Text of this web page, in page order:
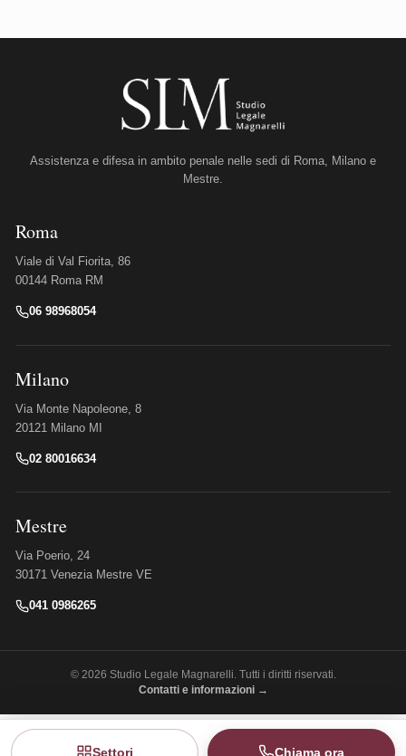
Settori Chiama ora
Assistenza e difesa in ambito penale nelle sedi di Roma, Milano e
Mestre.
Roma
Viale di Val Fiorita, 86
00144 Roma RM
06 98968054
Milano
Via Monte Napoleone, 8
20121 Milano MI
02 80016634
Mestre
Via Poerio, 24
30171 Venezia Mestre VE
041 0986265
© 2026 Studio Legale Magnarelli. Tutti i diritti riservati.
Contatti e informazioni →